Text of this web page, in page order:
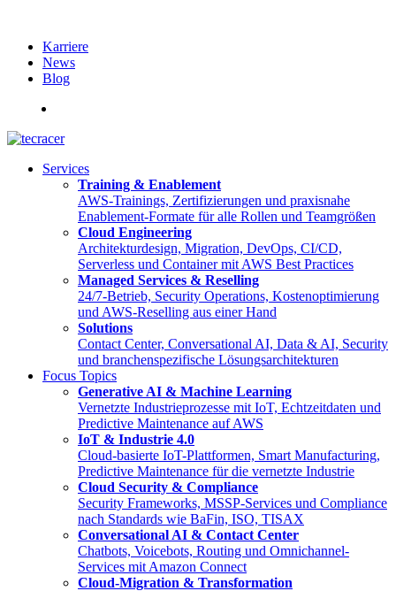
Karriere
News
Blog
Services
Training & Enablement
AWS-Trainings, Zertifizierungen und praxisnahe
Enablement-Formate für alle Rollen und Teamgrößen
Cloud Engineering
Architekturdesign, Migration, DevOps, CI/CD,
Serverless und Container mit AWS Best Practices
Managed Services & Reselling
24/7-Betrieb, Security Operations, Kostenoptimierung
und AWS-Reselling aus einer Hand
Solutions
Contact Center, Conversational AI, Data & AI, Security
und branchenspezifische Lösungsarchitekturen
Focus Topics
Generative AI & Machine Learning
Vernetzte Industrieprozesse mit IoT, Echtzeitdaten und
Predictive Maintenance auf AWS
IoT & Industrie 4.0
Cloud-basierte IoT-Plattformen, Smart Manufacturing,
Predictive Maintenance für die vernetzte Industrie
Cloud Security & Compliance
Security Frameworks, MSSP-Services und Compliance
nach Standards wie BaFin, ISO, TISAX
Conversational AI & Contact Center
Chatbots, Voicebots, Routing und Omnichannel-
Services mit Amazon Connect
Cloud-Migration & Transformation